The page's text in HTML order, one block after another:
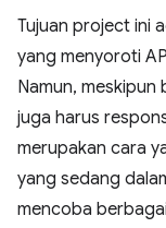
Tujuan project ini
yang menyoroti
Namun,
juga harus
merupakan cara
yang sedang
mencoba